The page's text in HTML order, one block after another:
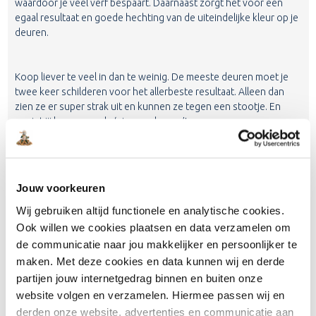
Jouw voorkeuren
Wij gebruiken altijd functionele en analytische cookies.
Ook willen we cookies plaatsen en data verzamelen om
de communicatie naar jou makkelijker en persoonlijker te
maken. Met deze cookies en data kunnen wij en derde
partijen jouw internetgedrag binnen en buiten onze
website volgen en verzamelen. Hiermee passen wij en
derden onze website, advertenties en communicatie aan
waardoor je veel verf bespaart. Daarnaast zorgt het voor een
egaal resultaat en goede hechting van de uiteindelijke kleur op je
deuren.
Koop liever te veel in dan te weinig. De meeste deuren moet je
twee keer schilderen voor het allerbeste resultaat. Alleen dan
zien ze er super strak uit en kunnen ze tegen een stootje. En
geniet jij langer van de ‘nieuwe deuren’!
AFRONDEN
Stap 9